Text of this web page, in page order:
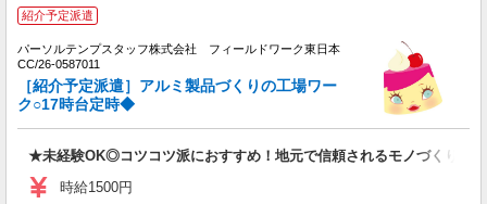
紹介予定派遣
パーソルテンプスタッフ株式会社 フィールドワーク東日本
CC/26-0587011
［紹介予定派遣］アルミ製品づくりの工場ワー
ク○17時台定時◆
★未経験OK◎コツコツ派におすすめ！地元で信頼されるモノづくり
時給1500円